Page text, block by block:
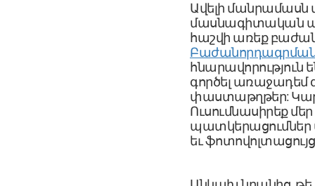
Ավելի մանրամասն
մասնագիտական
հաշվի առեք
հնարավորություն
գործել առաջադեմ
փաստաթղթեր:
Ուսումնասիրեք մեր
պատկերացումներ
եւ